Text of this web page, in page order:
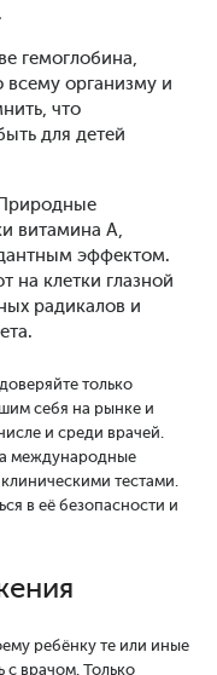
гемоглобина,
всему организму и
что
для детей
витамина А,
эффектом.
на клетки глазной
радикалов и
только
себя на рынке и
и среди врачей.
международные
тестами.
в её безопасности и
ребёнку те или иные
с врачом. Только